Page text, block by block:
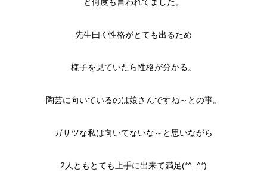
先生曰く性格がとても出るため
様子を見ていたら性格が分かる。
陶芸に向いているのは娘さんですね～との事。
ガサツな私は向いてないな～と思いながら
2人ともとても上手に出来て満足(*^_^*)